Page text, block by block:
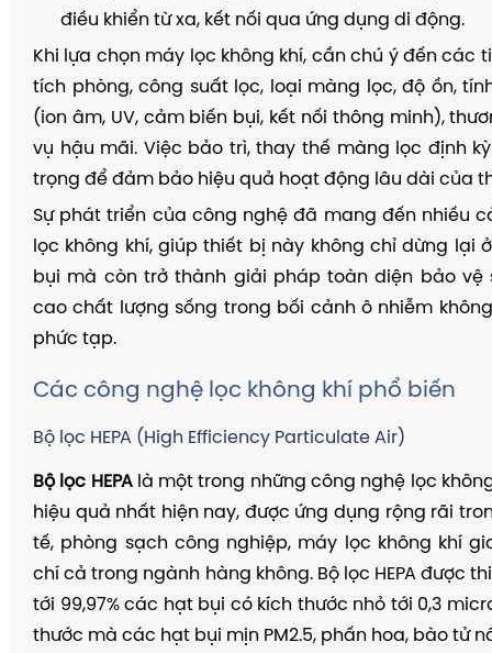
điều khiển từ xa, kết nối qua ứng dụng di động.
Khi lựa chọn máy lọc không khí, cần chú ý đến các
tích phòng, công suất lọc, loại màng lọc, độ ồn,
(ion âm, UV, cảm biến bụi, kết nối thông minh),
vụ hậu mãi. Việc bảo trì, thay thế màng lọc định
trọng để đảm bảo hiệu quả hoạt động lâu dài của
Sự phát triển của công nghệ đã mang đến nhiều
lọc không khí, giúp thiết bị này không chỉ dừng lại
bụi mà còn trở thành giải pháp toàn diện bảo vệ
cao chất lượng sống trong bối cảnh ô nhiễm
phức tạp.
Các công nghệ lọc không khí phổ biến
Bộ lọc HEPA (High Efficiency Particulate Air)
Bộ lọc HEPAlà một trong những công nghệ lọc
hiệu quả nhất hiện nay, được ứng dụng rộng rãi
tế, phòng sạch công nghiệp, máy lọc không khí
chí cả trong ngành hàng không. Bộ lọc HEPA được
tới 99,97% các hạt bụi có kích thước nhỏ tới 0,3
thước mà các hạt bụi mịn PM2.5, phấn hoa, bào tử